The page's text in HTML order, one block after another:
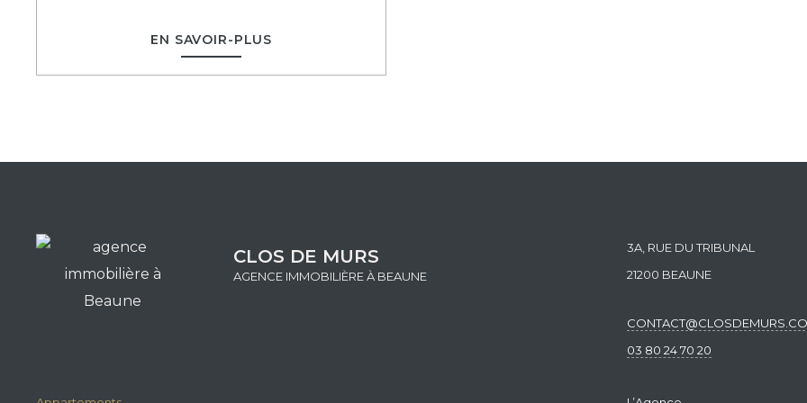
EN SAVOIR-PLUS
CLOS DE MURS
AGENCE IMMOBILIÈRE À BEAUNE
3A, RUE DU TRIBUNAL
21200 BEAUNE
03 80 24 70 20